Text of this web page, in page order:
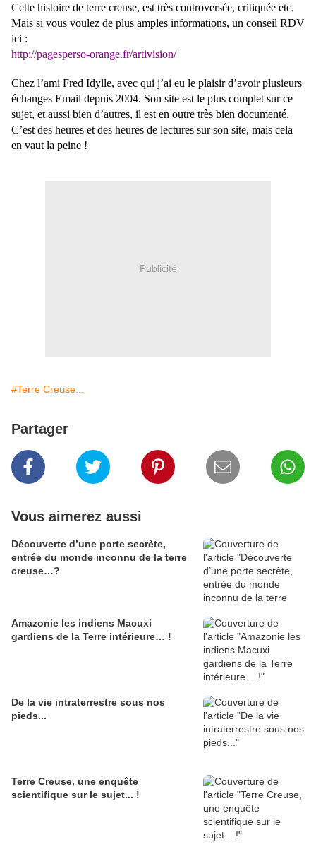
Cette histoire de terre creuse, est très controversée, critiquée etc.
Mais si vous voulez de plus amples informations, un conseil RDV
ici :
http://pagesperso-orange.fr/artivision/
Chez l’ami Fred Idylle, avec qui j’ai eu le plaisir d’avoir plusieurs
échanges Email depuis 2004. Son site est le plus complet sur ce
sujet, et aussi bien d’autres, il est en outre très bien documenté.
C’est des heures et des heures de lectures sur son site, mais cela
en vaut la peine !
Publicité
#Terre Creuse...
Partager
Vous aimerez aussi
Découverte d’une porte secrète,
entrée du monde inconnu de la terre
creuse…?
Amazonie les indiens Macuxi
gardiens de la Terre intérieure… !
De la vie intraterrestre sous nos
pieds...
Terre Creuse, une enquête
scientifique sur le sujet... !